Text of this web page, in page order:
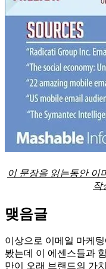
이 문장을 읽는동안 이
작
맺음글
이상으로 이메일 마케
봤는데 이 에센스들과
만이 오래 브랜드의 가